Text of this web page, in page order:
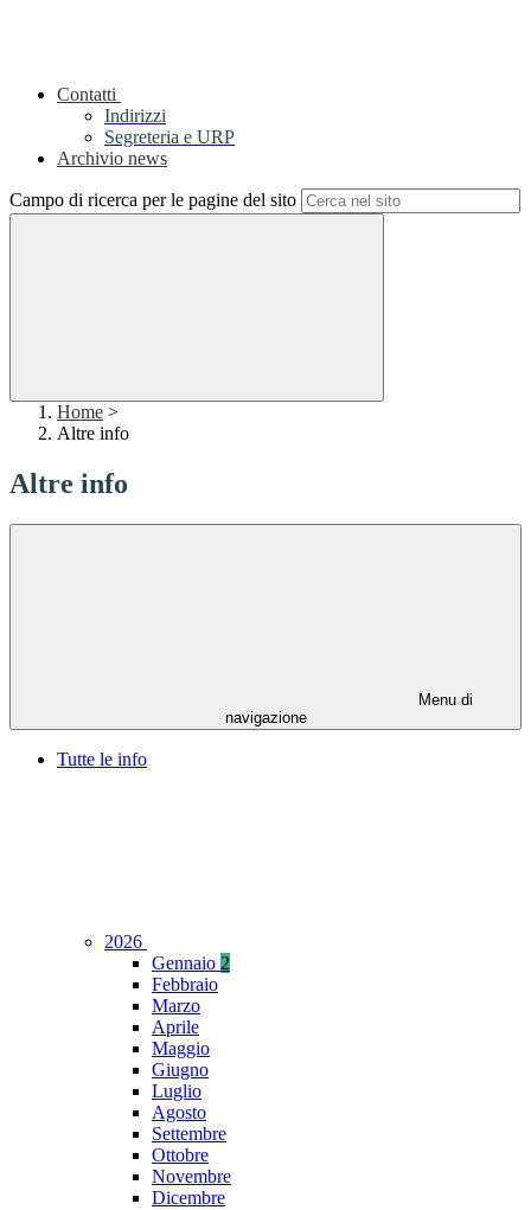
Contatti
Indirizzi
Segreteria e URP
Archivio news
Campo di ricerca per le pagine del sito
Home >
Altre info
Altre info
Menu di
navigazione
Tutte le info
2026
Gennaio 2
Febbraio
Marzo
Aprile
Maggio
Giugno
Luglio
Agosto
Settembre
Ottobre
Novembre
Dicembre